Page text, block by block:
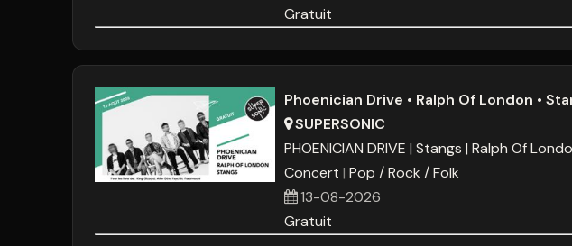
Gratuit
Phoenician Drive • Ralph Of London •
SUPERSONIC
PHOENICIAN DRIVE Stangs Ralph Of
Concert Pop / Rock / Folk
13-08-2026
Gratuit